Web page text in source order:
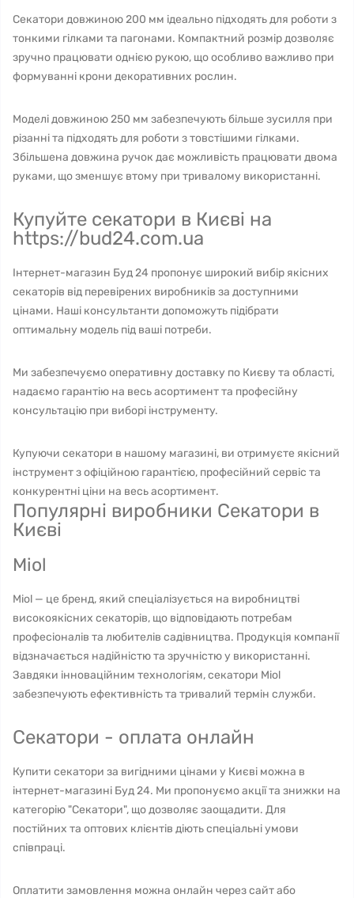
Секатори довжиною 200 мм ідеально підходять для роботи з
тонкими гілками та пагонами. Компактний розмір дозволяє
зручно працювати однією рукою, що особливо важливо при
формуванні крони декоративних рослин.
Моделі довжиною 250 мм забезпечують більше зусилля при
різанні та підходять для роботи з товстішими гілками.
Збільшена довжина ручок дає можливість працювати двома
руками, що зменшує втому при тривалому використанні.
Купуйте секатори в Києві на
https://bud24.com.ua
Інтернет-магазин Буд 24 пропонує широкий вибір якісних
секаторів від перевірених виробників за доступними
цінами. Наші консультанти допоможуть підібрати
оптимальну модель під ваші потреби.
Ми забезпечуємо оперативну доставку по Києву та області,
надаємо гарантію на весь асортимент та професійну
консультацію при виборі інструменту.
Купуючи секатори в нашому магазині, ви отримуєте якісний
інструмент з офіційною гарантією, професійний сервіс та
конкурентні ціни на весь асортимент.
Популярні виробники Секатори в
Києві
Miol
Miol — це бренд, який спеціалізується на виробництві
високоякісних секаторів, що відповідають потребам
професіоналів та любителів садівництва. Продукція компанії
відзначається надійністю та зручністю у використанні.
Завдяки інноваційним технологіям, секатори Miol
забезпечують ефективність та тривалий термін служби.
Секатори - оплата онлайн
Купити секатори за вигідними цінами у Києві можна в
інтернет-магазині Буд 24. Ми пропонуємо акції та знижки на
категорію "Секатори", що дозволяє заощадити. Для
постійних та оптових клієнтів діють спеціальні умови
співпраці.
Оплатити замовлення можна онлайн через сайт або